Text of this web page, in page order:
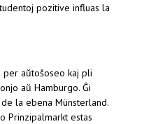
pozitive influas la
aŭtoŝoseo kaj pli
aŭ Hamburgo. Ĝi
la ebena Münsterland.
Prinzipalmarkt estas